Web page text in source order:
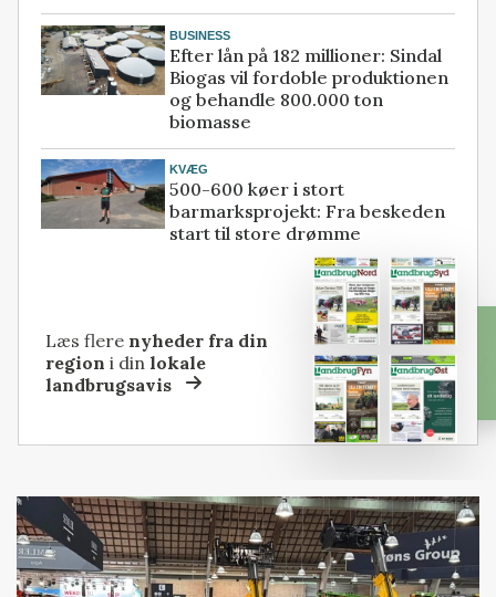
BUSINESS
Efter lån på 182 millioner: Sindal
Biogas vil fordoble produktionen
og behandle 800.000 ton
biomasse
KVÆG
500-600 køer i stort
barmarksprojekt: Fra beskeden
start til store drømme
Læs flere nyheder fra din
region i dinlokale
landbrugsavis